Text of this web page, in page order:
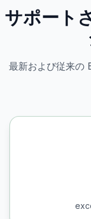
サポート
最新および従来の